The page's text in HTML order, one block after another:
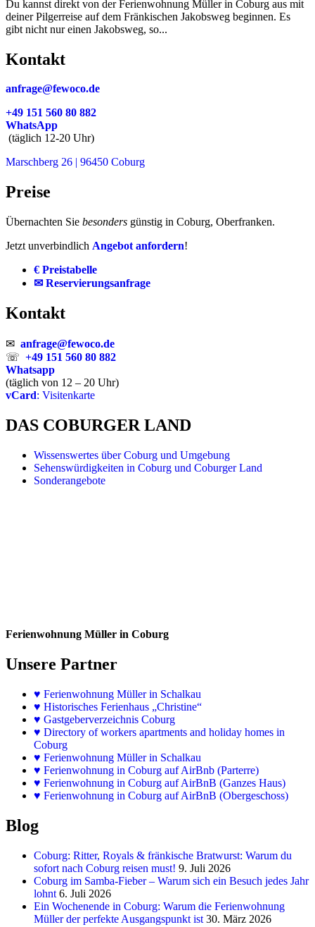
Du kannst direkt von der Ferienwohnung Müller in Coburg aus mit
deiner Pilgerreise auf dem Fränkischen Jakobsweg beginnen. Es
gibt nicht nur einen Jakobsweg, so...
Kontakt
anfrage@fewoco.de
+49 151 560 80 882
WhatsApp
(täglich 12-20 Uhr)
Marschberg 26 | 96450 Coburg
Preise
Übernachten Sie besonders günstig in Coburg, Oberfranken.
Jetzt unverbindlich Angebot anfordern!
€ Preistabelle
✉ Reservierungsanfrage
Kontakt
✉ anfrage@fewoco.de
☏ +49 151 560 80 882
Whatsapp
(täglich von 12 – 20 Uhr)
vCard: Visitenkarte
DAS COBURGER LAND
Wissenswertes über Coburg und Umgebung
Sehenswürdigkeiten in Coburg und Coburger Land
Sonderangebote
Ferienwohnung Müller in Coburg
Unsere Partner
♥ Ferienwohnung Müller in Schalkau
♥ Historisches Ferienhaus „Christine“
♥ Gastgeberverzeichnis Coburg
♥ Directory of workers apartments and holiday homes in
Coburg
♥ Ferienwohnung Müller in Schalkau
♥ Ferienwohnung in Coburg auf AirBnb (Parterre)
♥ Ferienwohnung in Coburg auf AirBnB (Ganzes Haus)
♥ Ferienwohnung in Coburg auf AirBnB (Obergeschoss)
Blog
Coburg: Ritter, Royals & fränkische Bratwurst: Warum du
sofort nach Coburg reisen must! 9. Juli 2026
Coburg im Samba-Fieber – Warum sich ein Besuch jedes Jahr
lohnt 6. Juli 2026
Ein Wochenende in Coburg: Warum die Ferienwohnung
Müller der perfekte Ausgangspunkt ist 30. März 2026